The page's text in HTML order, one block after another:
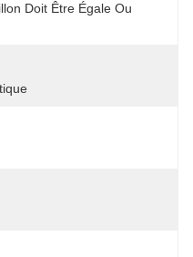
Doit Être Égale Ou